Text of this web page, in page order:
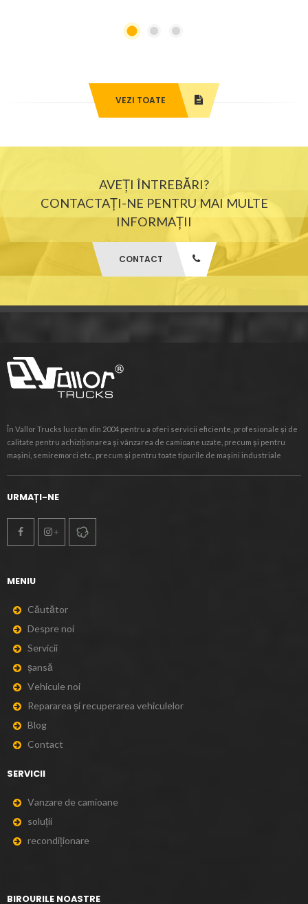
VEZI TOATE
AVEȚI ÎNTREBĂRI?
CONTACTAȚI-NE PENTRU MAI MULTE
INFORMAȚII
CONTACT
În Vallor Trucks lucrăm din 2004 pentru a oferi servicii eficiente, profesionale și de
calitate pentru achiziționarea și vânzarea de camioane uzate, precum și pentru
mașini, semiremorci etc., precum și pentru toate tipurile de mașini industriale
URMAȚI-NE
MENIU
Căutător
Despre noi
Servicii
şansă
Vehicule noi
Repararea șirecuperarea vehiculelor
Blog
Contact
SERVICII
Vanzare de camioane
soluţii
recondiționare
BIROURILE NOASTRE